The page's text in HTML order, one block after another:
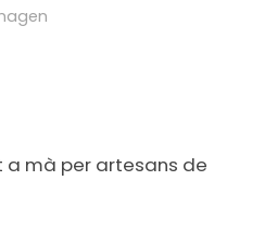
a mà per artesans de